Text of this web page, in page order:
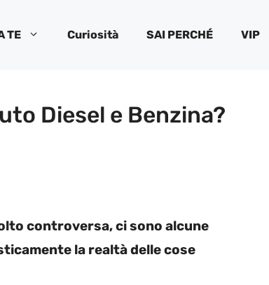
TE Curiosità SAI PERCHÉ VIP
Diesel e Benzina?
controversa, ci sono alcune
la realtà delle cose